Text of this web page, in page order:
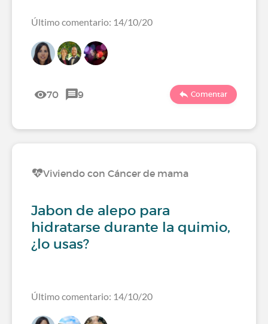
Último comentario: 14/10/20
70 9 Comentar
Viviendo con Cáncer de mama
Jabon de alepo para
hidratarse durante la quimio,
¿lo usas?
Último comentario: 14/10/20